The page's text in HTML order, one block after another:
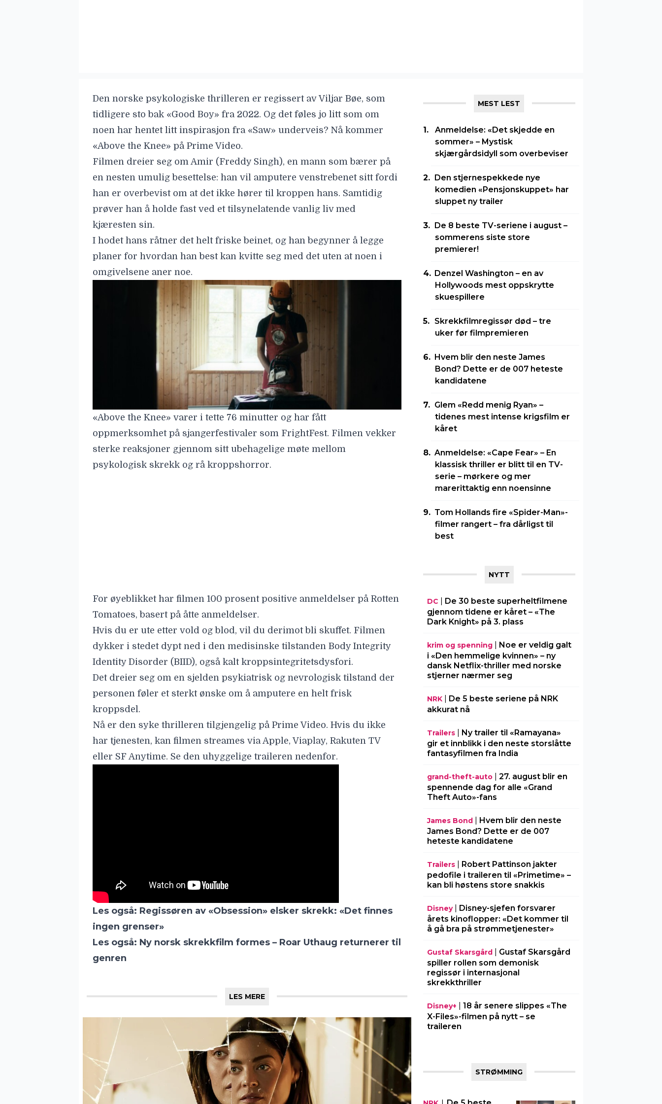
Den norske psykologiske thrilleren er regissert avViljar Bøe, som
tidligere sto bak «Good Boy» fra 2022. Og det føles jo litt som om
noen har hentet litt inspirasjon fra «Saw» underveis? Nå kommer
«Above the Knee» på Prime Video.
Filmen dreier seg om Amir (Freddy Singh), en mann som bærer på
en nesten umulig besettelse: han vil amputere venstrebenet sitt fordi
han er overbevist om at det ikke hører til kroppen hans. Samtidig
prøver han å holde fast ved et tilsynelatende vanlig liv med
kjæresten sin.
I hodet hans råtner det helt friske beinet, og han begynner å legge
planer for hvordan han best kan kvitte seg med det uten at noen i
omgivelsene aner noe.
«Above the Knee» varer i tette 76 minutter og har fått
oppmerksomhet på sjangerfestivaler som FrightFest. Filmen vekker
sterke reaksjoner gjennom sitt ubehagelige møte mellom
psykologisk skrekk og rå kroppshorror.
Nå er den syke thrilleren tilgjengelig på Prime Video. Hvis du ikke
har tjenesten, kan filmen streames via Apple, Viaplay, Rakuten TV
eller SF Anytime. Se den uhyggelige traileren nedenfor.
MEST LEST
Anmeldelse: «Det skjedde en
sommer» – Mystisk
skjærgårdsidyll som overbeviser
Den stjernespekkede nye
komedien «Pensjonskuppet» har
sluppet ny trailer
De 8 beste TV-seriene i august –
sommerens siste store
premierer!
Denzel Washington – en av
Hollywoods mest oppskrytte
skuespillere
Skrekkfilmregissør død – tre
uker før filmpremieren
Hvem blir den neste James
Bond? Dette er de 007 heteste
kandidatene
Glem «Redd menig Ryan» –
tidenes mest intense krigsfilm er
kåret
Anmeldelse: «Cape Fear» – En
klassisk thriller er blitt til en TV-
serie – mørkere og mer
marerittaktig enn noensinne
Tom Hollands fire «Spider-Man»-
filmer rangert – fra dårligst til
best
NYTT
DC
De 30 beste superheltfilmene
gjennom tidene er kåret – «The
Dark Knight» på 3. plass
krim og spenning| Noe er veldig galt
i «Den hemmelige kvinnen» – ny
dansk Netflix-thriller med norske
stjerner nærmer seg
NRK| De 5 beste seriene på NRK
akkurat nå
Trailers| Ny trailer til «Ramayana»
gir et innblikk i den neste storslåtte
fantasyfilmen fra India
grand-theft-auto| 27. august blir en
spennende dag for alle «Grand
Theft Auto»-fans
James Bond| Hvem blir den neste
James Bond? Dette er de 007
heteste kandidatene
Trailers| Robert Pattinson jakter
pedofile i traileren til «Primetime» –
kan bli høstens store snakkis
Disney| Disney-sjefen forsvarer
årets kinoflopper: «Det kommer til
å gå bra på strømmetjenester»
Gustaf Skarsgård| Gustaf Skarsgård
spiller rollen som demonisk
regissør i internasjonal
skrekkthriller
Disney+
18 år senere slippes «The
X-Files»-filmen på nytt – se
traileren
STRØMMING